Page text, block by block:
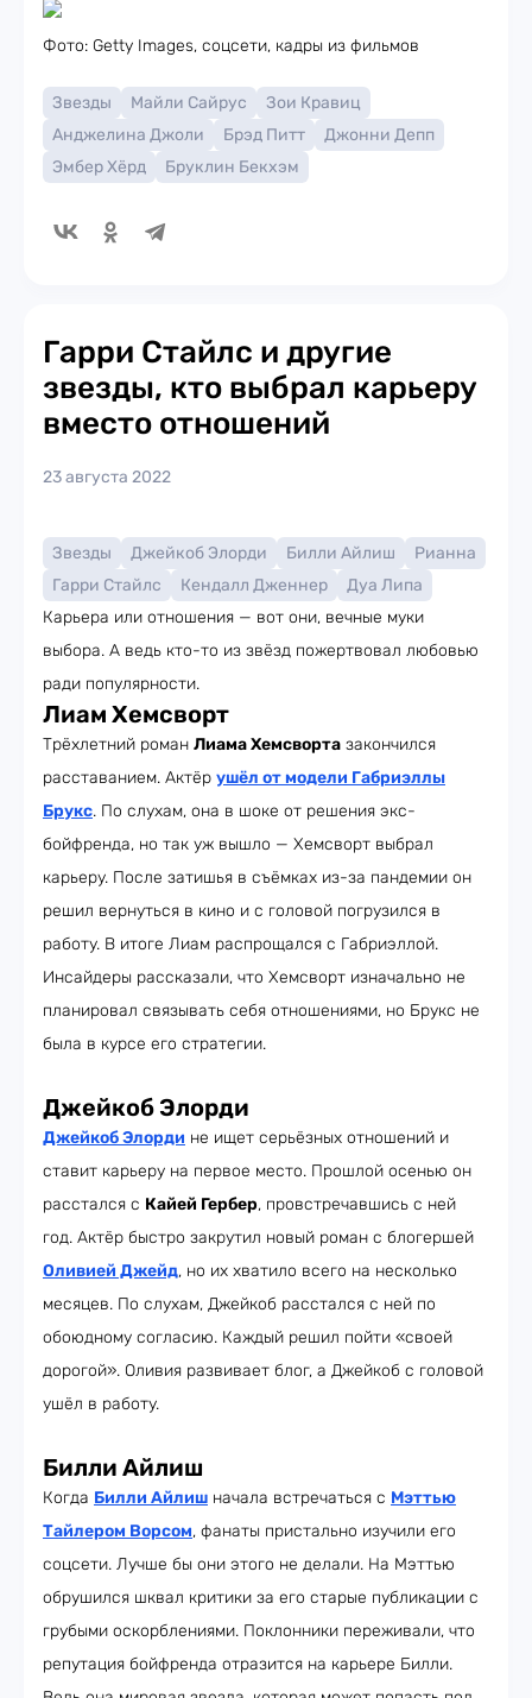
Фото: Getty Images, соцсети, кадры из фильмов
Звезды Майли Сайрус
Зои Кравиц
Анджелина Джоли
Брэд Питт
Джонни Депп
Эмбер Хёрд
Бруклин Бекхэм
Гарри Стайлс и другие
звезды, кто выбрал карьеру
вместо отношений
23 августа 2022
Звезды Джейкоб Элорди Билли Айлиш
Рианна
Гарри Стайлс
Кендалл Дженнер
Дуа Липа
Карьера или отношения — вот они, вечные муки
выбора. А ведь кто-то из звёзд пожертвовал любовью
ради популярности.
Лиам Хемсворт
Трёхлетний роман Лиама Хемсворта закончился
расставанием. Актёр ушёл от модели Габриэллы
Брукс. По слухам, она в шоке от решения экс-
бойфренда, но так уж вышло — Хемсворт выбрал
карьеру. После затишья в съёмках из-за пандемии он
решил вернуться в кино и с головой погрузился в
работу. В итоге Лиам распрощался с Габриэллой.
Инсайдеры рассказали, что Хемсворт изначально не
планировал связывать себя отношениями, но Брукс не
была в курсе его стратегии.
Джейкоб Элорди
Джейкоб Элорди не ищет серьёзных отношений и
ставит карьеру на первое место. Прошлой осенью он
расстался с Кайей Гербер, провстречавшись с ней
год. Актёр быстро закрутил новый роман с блогершей
Оливией Джейд, но их хватило всего на несколько
месяцев. По слухам, Джейкоб расстался с ней по
обоюдному согласию. Каждый решил пойти «своей
дорогой». Оливия развивает блог, а Джейкоб с головой
ушёл в работу.
Билли Айлиш
Когда Билли Айлиш начала встречаться с Мэттью
Тайлером Ворсом, фанаты пристально изучили его
соцсети. Лучше бы они этого не делали. На Мэттью
обрушился шквал критики за его старые публикации с
грубыми оскорблениями. Поклонники переживали, что
репутация бойфренда отразится на карьере Билли.